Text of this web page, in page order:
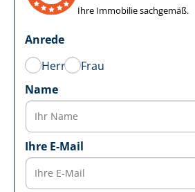
Ihre Immobilie sachgemäß.
Anrede
Herr
Frau
Name
Ihre E-Mail